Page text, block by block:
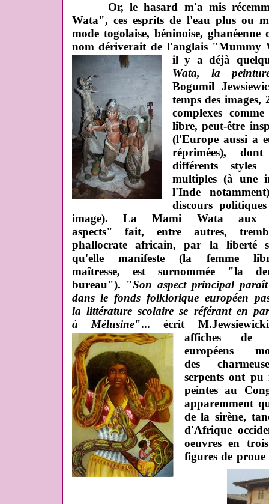
Or, le hasard m'a mis
Wata", ces esprits de l'eau plus ou
mode togolaise, béninoise,
nom dériverait de l'anglais "Mummy
il y a déjà
Wata, la
Bogumil
temps des images,
complexes
libre, peut-être
(l'Europe aussi a
réprimées),
différents styles
multiples (à une
l'Inde
discours
image). La Mami Wata aux
aspects" fait, entre autres,
phallocrate africain, par la liberté
qu'elle manifeste (la femme
maîtresse, est surnommée "la
bureau"). "Son aspect principal
dans le fonds folklorique européen
la littérature scolaire se référant en
à Mélusine"... écrit
affiches de
européens
des
serpents ont pu
peintes au
apparemment
de la sirène,
d'Afrique
oeuvres en
figures de